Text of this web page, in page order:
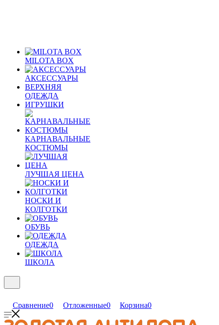
MILOTA BOX
АКСЕССУАРЫ
ВЕРХНЯЯ
ОДЕЖДА
ИГРУШКИ
КАРНАВАЛЬНЫЕ
КОСТЮМЫ
ЛУЧШАЯ ЦЕНА
НОСКИ И
КОЛГОТКИ
ОБУВЬ
ОДЕЖДА
ШКОЛА
Сравнение0 Отложенные0 Корзина0